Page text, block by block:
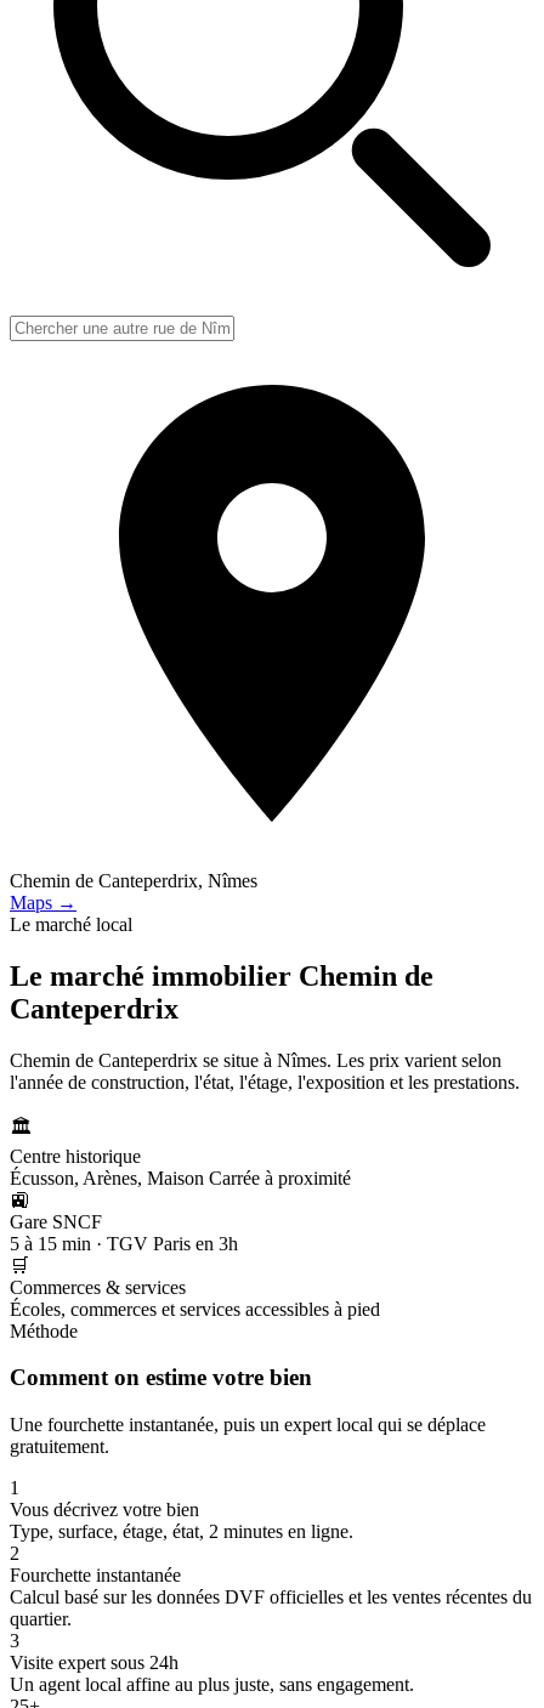
Chemin de Canteperdrix, Nîmes
Maps →
Le marché local
Le marché immobilier Chemin de
Canteperdrix
Chemin de Canteperdrix se situe à Nîmes. Les prix varient selon
l'année de construction, l'état, l'étage, l'exposition et les prestations.
🏛️
Centre historique
Écusson, Arènes, Maison Carrée à proximité
🚉
Gare SNCF
5 à 15 min · TGV Paris en 3h
🛒
Commerces & services
Écoles, commerces et services accessibles à pied
Méthode
Comment on estime votre bien
Une fourchette instantanée, puis un expert local qui se déplace
gratuitement.
1
Vous décrivez votre bien
Type, surface, étage, état, 2 minutes en ligne.
2
Fourchette instantanée
Calcul basé sur les données DVF officielles et les ventes récentes du
quartier.
3
Visite expert sous 24h
Un agent local affine au plus juste, sans engagement.